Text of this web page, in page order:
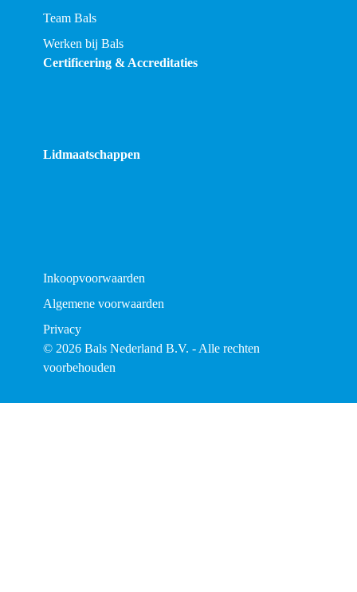
Team Bals
Werken bij Bals
Certificering & Accreditaties
Lidmaatschappen
Inkoopvoorwaarden
Algemene voorwaarden
Privacy
© 2026 Bals Nederland B.V. - Alle rechten
voorbehouden